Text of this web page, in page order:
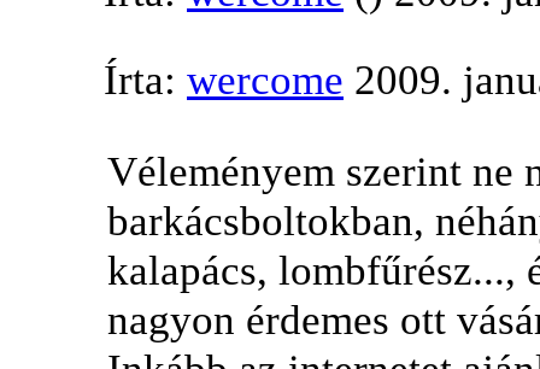
Írta: wercome 2009.
Véleményem szerint ne
barkácsboltokban,
kalapács, lombfűrész...,
nagyon érdemes ott